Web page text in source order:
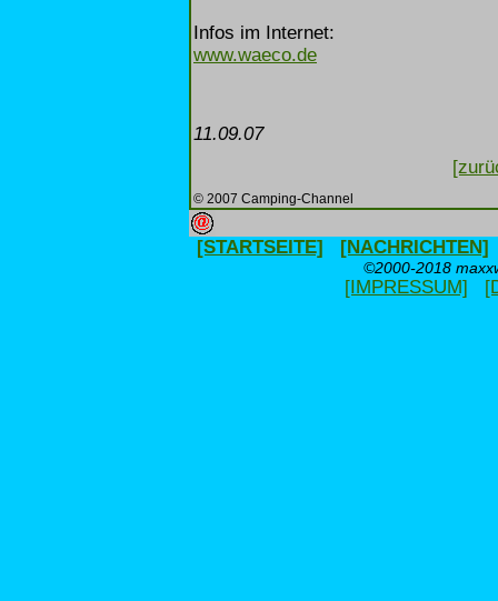
Infos im Internet:
www.waeco.de
11.09.07
© 2007 Camping-Channel
[STARTSEITE] [NACHRICHTEN]
©2000-2018
[IMPRESSUM]